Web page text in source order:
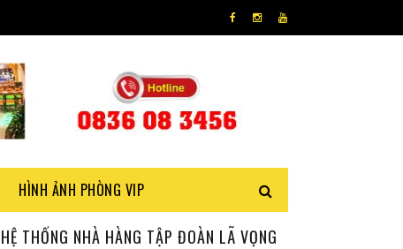
HÌNH ẢNH PHÒNG VIP
HỆ THỐNG NHÀ HÀNG TẬP ĐOÀN LÃ VỌNG